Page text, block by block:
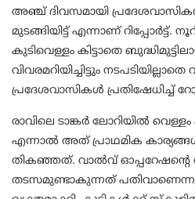
അഞ്ച് ദിവസമായി
മുടങ്ങിയിട്ട് എന്നാണ്
കുടിവെള്ളം കിട്ടാതെ
വിവരമറിയിച്ചിട്ടും
പ്രദേശവാസികൾ പ്രതിഷേധിച്ച്
രാവിലെ ടാങ്കർ ലോറിയിൽ
എന്നാൽ അത് പ്രാഥമിക
തികഞ്ഞത്. വാൽവ് ഓപ്പറേഷന്റെ
തടസമുണ്ടാകുന്നത്